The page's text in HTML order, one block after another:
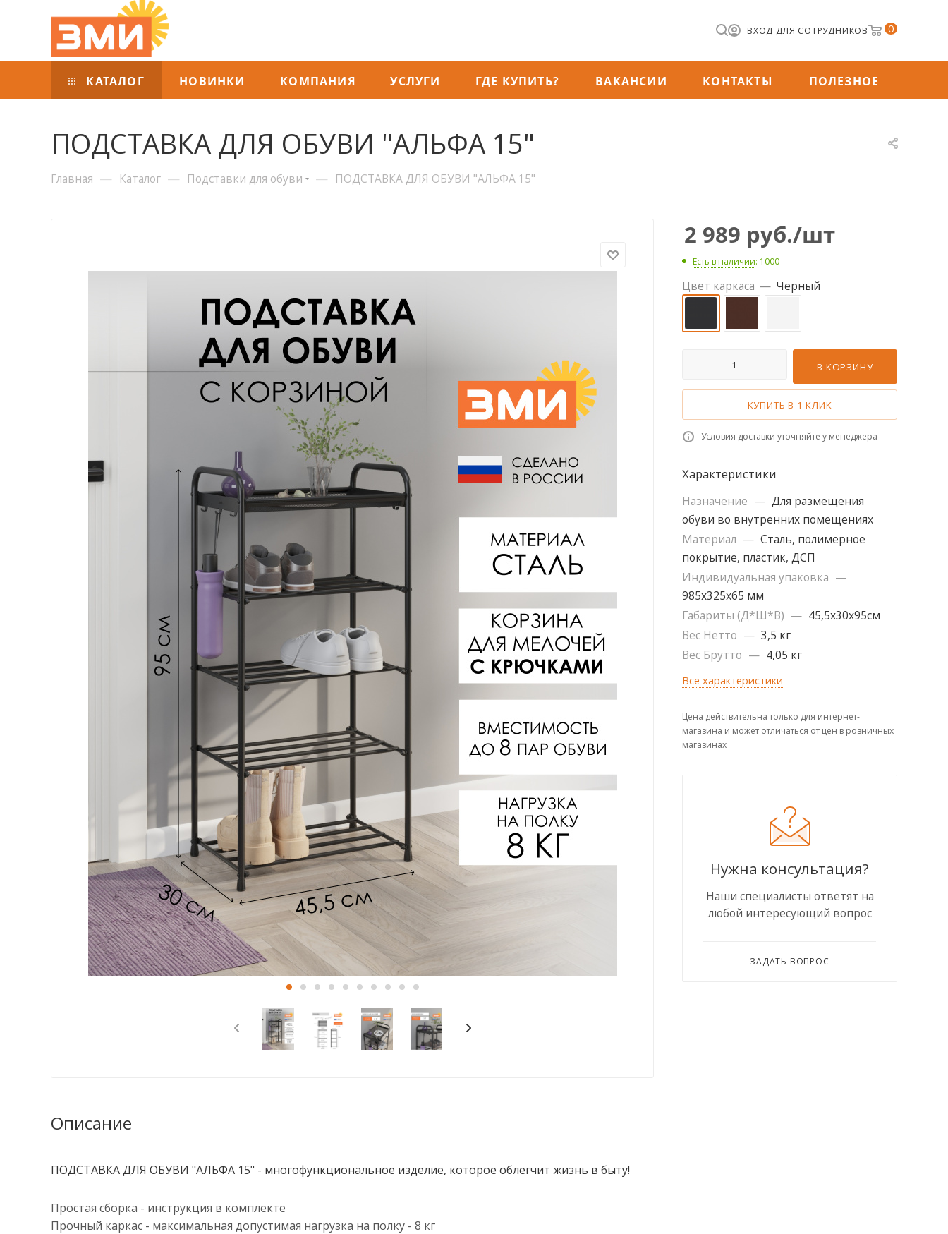
0
ВХОД ДЛЯ СОТРУДНИКОВ
КАТАЛОГ НОВИНКИ КОМПАНИЯ УСЛУГИ ГДЕ КУПИТЬ? ВАКАНСИИ КОНТАКТЫ ПОЛЕЗНОЕ
ПОДСТАВКА ДЛЯ ОБУВИ "АЛЬФА 15"
Главная — Каталог — Подставки для обуви — ПОДСТАВКА ДЛЯ ОБУВИ "АЛЬФА 15"
Описание
ПОДСТАВКА ДЛЯ ОБУВИ "АЛЬФА 15" - многофункциональное изделие, которое облегчит жизнь в быту!
Простая сборка - инструкция в комплекте
Прочный каркас - максимальная допустимая нагрузка на полку - 8 кг
2 989 руб./шт
Есть в наличии: 1000
Цвет каркаса — Черный
В КОРЗИНУ
КУПИТЬ В 1 КЛИК
Условия доставки уточняйте у менеджера
Характеристики
Назначение — Для размещения
обуви во внутренних помещениях
Материал — Сталь, полимерное
покрытие, пластик, ДСП
Индивидуальная упаковка —
985х325х65 мм
Габариты (Д*Ш*В) — 45,5х30х95см
Вес Нетто — 3,5 кг
Вес Брутто — 4,05 кг
Все характеристики
Цена действительна только для интернет-
магазина и может отличаться от цен в розничных
магазинах
Нужна консультация?
Наши специалисты ответят на
любой интересующий вопрос
ЗАДАТЬ ВОПРОС